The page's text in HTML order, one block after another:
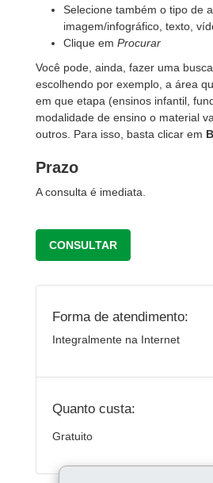
Selecione também o tipo de
imagem/infográfico, texto,
Clique em Procurar
Você pode, ainda, fazer uma
escolhendo por exemplo, a área
em que etapa (ensinos infantil,
modalidade de ensino o material
outros. Para isso, basta clicar em
Prazo
A consulta é imediata.
CONSULTAR
Forma de atendimento:
Integralmente na Internet
Quanto custa:
Gratuito